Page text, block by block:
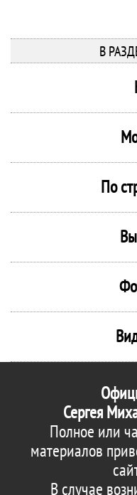
В
По
Сергея
Полное или
материалов
В случае